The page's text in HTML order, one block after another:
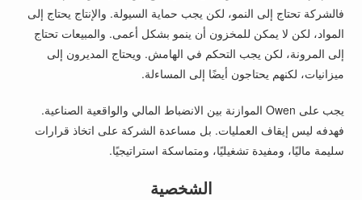
فالشركة تحتاج إلى النمو، لكن يجب حماية السيولة. والإنتاج يحتاج إلى
المواد، لكن لا يمكن للمخزون أن ينمو بشكل أعمى. والمبيعات تحتاج
إلى المرونة، لكن يجب التحكم في الهامش. ويحتاج المديرون إلى
ميزانيات، لكنهم يحتاجون أيضًا إلى المساءلة.
يجب على Owen الموازنة بين الانضباط المالي والواقعية الصناعية.
فهدفه ليس إيقاف العمليات. بل مساعدة الشركة على اتخاذ قرارات
سليمة ماليًا، ومفيدة تشغيليًا، ومتماسكة استراتيجيًا.
الشخصية